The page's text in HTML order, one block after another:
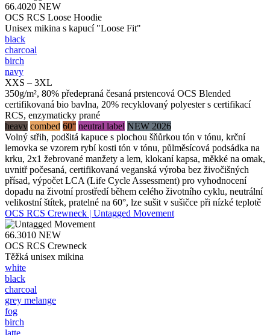
66.4020 NEW
OCS RCS Loose Hoodie
Unisex mikina s kapucí "Loose Fit"
black
charcoal
birch
navy
XXS – 3XL
350g/m², 80% předepraná česaná prstencová OCS Blended
certifikovaná bio bavlna, 20% recyklovaný polyester s certifikací
RCS, enzymaticky prané
heavy combed 60° neutral label NEW 2026
Volný střih, podšitá kapuce s plochou šňůrkou tón v tónu, krční
lemovka se vzorem rybí kosti tón v tónu, půlměsícová podsádka na
krku, 2x1 žebrované manžety a lem, klokaní kapsa, měkké na omak,
uvnitř počesaná, certifikovaná veganská výroba bez živočišných
přísad, výpočet LCA (Life Cycle Assessment) pro vyhodnocení
dopadu na životní prostředí během celého životního cyklu, neutrální
velikostní štítek, pratelné na 60°, lze sušit v sušičce při nízké teplotě
OCS RCS Crewneck | Untagged Movement
66.3010 NEW
OCS RCS Crewneck
Těžká unisex mikina
white
black
charcoal
grey melange
fog
birch
latte